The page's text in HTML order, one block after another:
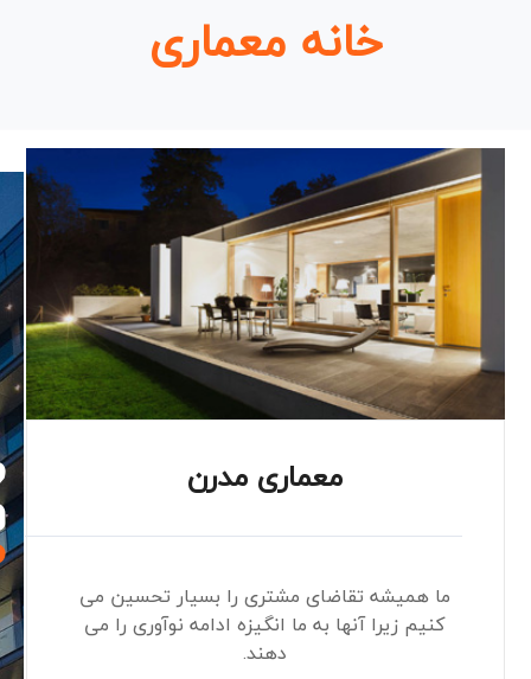
خانه معماری
ما همیشه تقاضای مشتری را
کنیم زیرا آنها به ما انگیزه ادامه
تحسین می
را می